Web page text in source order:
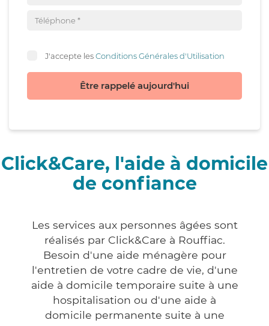
J'accepte lesConditions Générales d'Utilisation
Être rappelé aujourd'hui
Click&Care, l'aide à domicile
de confiance
Les services aux personnes âgées sont
réalisés par Click&Care à Rouffiac.
Besoin d'une aide ménagère pour
l'entretien de votre cadre de vie, d'une
aide à domicile temporaire suite à une
hospitalisation ou d'une aide à
domicile permanente suite à une